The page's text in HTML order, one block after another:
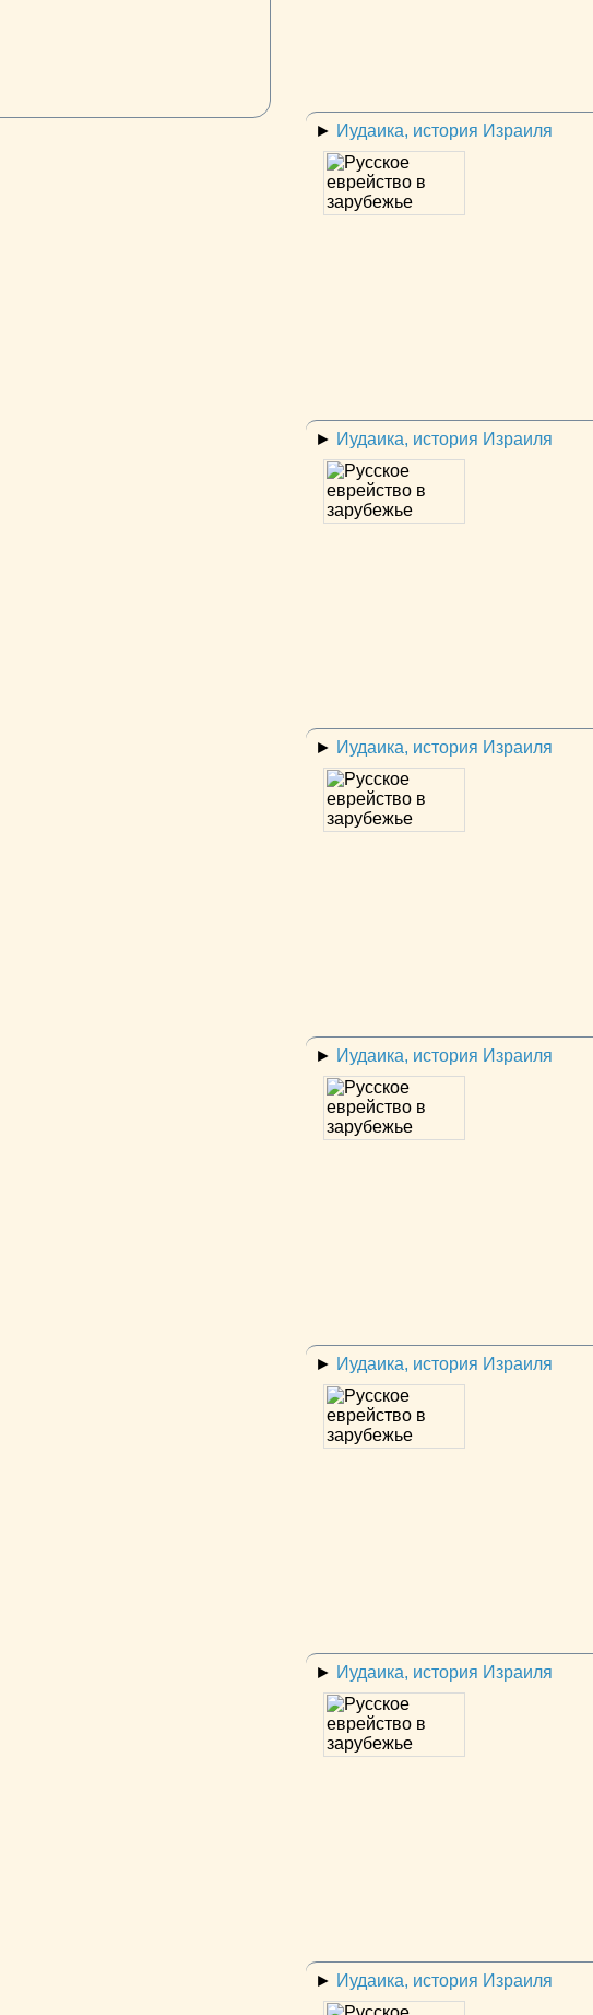
► Иудаика, история Израиля
► Иудаика, история Израиля
► Иудаика, история Израиля
► Иудаика, история Израиля
► Иудаика, история Израиля
► Иудаика, история Израиля
► Иудаика, история Израиля